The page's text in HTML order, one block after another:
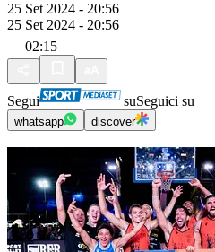
25 Set 2024 - 20:56
25 Set 2024 - 20:56
02:15
Segui suSeguici su
whatsapp discover